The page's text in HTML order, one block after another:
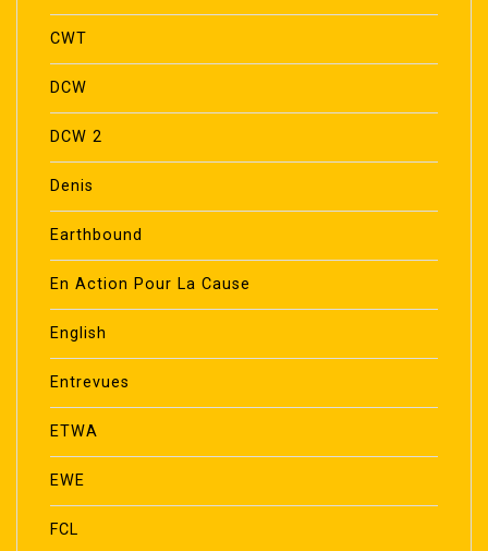
CWT
DCW
DCW 2
Denis
Earthbound
En Action Pour La Cause
English
Entrevues
ETWA
EWE
FCL